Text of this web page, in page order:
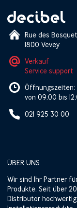
Rue des
1800 Vevey
Verkauf
Service support
Öffnungszeiten:
von 09:00 bis
021 925 30 00
ÜBER UNS
Wir sind Ihr Partner
Produkte. Seit über
Distributor